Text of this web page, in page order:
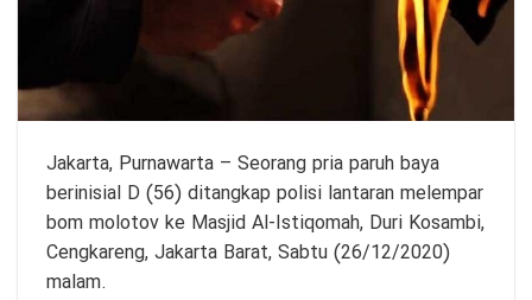
Jakarta, Purnawarta – Seorang pria paruh baya
berinisial D (56) ditangkap polisi lantaran melempar
bom molotov ke Masjid Al-Istiqomah, Duri Kosambi,
Cengkareng, Jakarta Barat, Sabtu (26/12/2020)
malam.